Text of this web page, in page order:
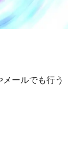
翠香(すいこう)先
しょう) しょうこ
ールでも行う